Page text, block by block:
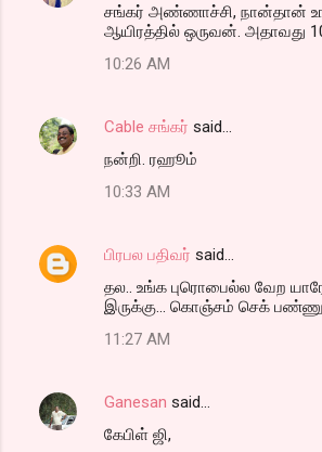
சங்கர் அண்ணாச்சி, நான்தான்
ஆயிரத்தில் ஒருவன். அதாவது
10:26 AM
Cable சங்கர் said…
நன்றி. ரஹூம்
10:33 AM
பிரபல பதிவர் said…
தல.. உங்க புரொபைல்ல வேற
இருக்கு... கொஞ்சம் செக்
11:27 AM
Ganesan said…
கேபிள் ஜி,